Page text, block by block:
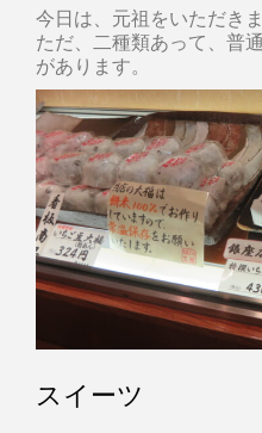
今日は、元祖をいただき
ただ、二種類あって、普
があります。
スイーツ